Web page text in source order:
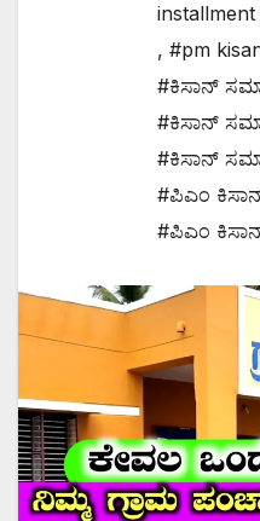
installment
, #pm
#ಕಿಸಾನ್
#ಕಿಸಾನ್
#ಕಿಸಾನ್
#ಪಿಎಂ
#ಪಿಎಂ